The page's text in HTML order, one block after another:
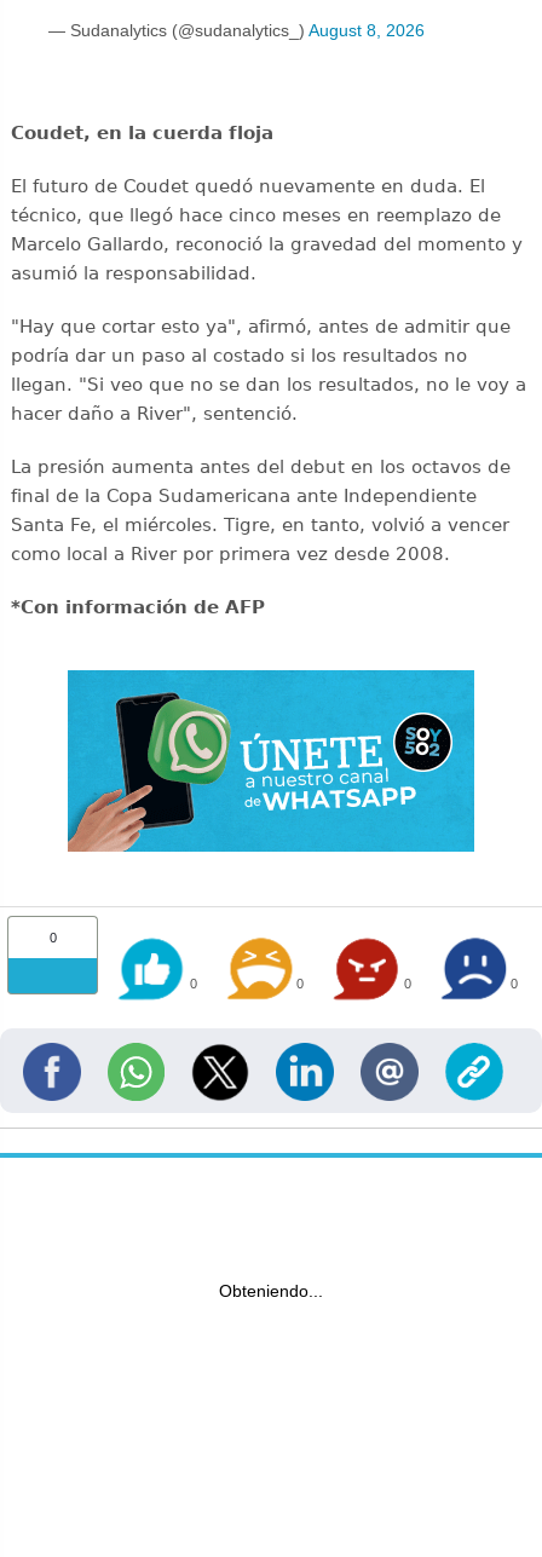
— Sudanalytics (@sudanalytics_) August 8, 2026
Coudet, en la cuerda floja
El futuro de Coudet quedó nuevamente en duda. El
técnico, que llegó hace cinco meses en reemplazo de
Marcelo Gallardo, reconoció la gravedad del momento y
asumió la responsabilidad.
"Hay que cortar esto ya", afirmó, antes de admitir que
podría dar un paso al costado si los resultados no
llegan. "Si veo que no se dan los resultados, no le voy a
hacer daño a River", sentenció.
La presión aumenta antes del debut en los octavos de
final de la Copa Sudamericana ante Independiente
Santa Fe, el miércoles. Tigre, en tanto, volvió a vencer
como local a River por primera vez desde 2008.
*Con información de AFP
0
0 0 0 0
Obteniendo...